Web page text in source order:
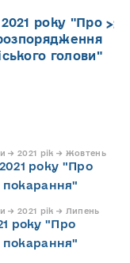
року "Про
голови"
→ 2021 рік → Жовтень
року "Про
покарання"
→ 2021 рік → Липень
року "Про
покарання"